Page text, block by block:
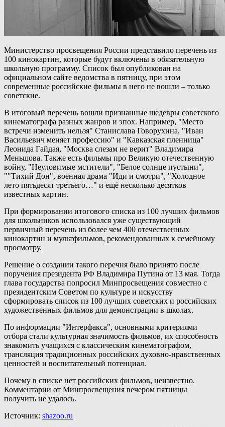
Министерство просвещения России представило перечень из
100 кинокартин, которые будут включены в обязательную
школьную программу. Список был опубликован на
официальном сайте ведомства в пятницу, при этом
современные российские фильмы в него не вошли – только
советские.
В итоговый перечень вошли признанные шедевры советского
кинематографа разных жанров и эпох. Например, "Место
встречи изменить нельзя" Станислава Говорухина, "Иван
Васильевич меняет профессию" и "Кавказская пленница"
Леонида Гайдая, "Москва слезам не верит" Владимира
Меньшова. Также есть фильмы про Великую отечественную
войну, "Неуловимые мстители", "Белое солнце пустыни",
""Тихий Дон", военная драма "Иди и смотри", "Холодное
лето пятьдесят третьего…" и ещё несколько десятков
известных картин.
При формировании итогового списка из 100 лучших фильмов
для школьников использовался уже существующий
первичный перечень из более чем 400 отечественных
кинокартин и мультфильмов, рекомендованных к семейному
просмотру.
Решение о создании такого перечня было принято после
поручения президента РФ Владимира Путина от 13 мая. Тогда
глава государства попросил Минпросвещения совместно с
президентским Советом по культуре и искусству
сформировать список из 100 лучших советских и российских
художественных фильмов для демонстрации в школах.
По информации "Интерфакса", основными критериями
отбора стали культурная значимость фильмов, их способность
знакомить учащихся с классическим кинематографом,
трансляция традиционных российских духовно-нравственных
ценностей и воспитательный потенциал.
Почему в списке нет российских фильмов, неизвестно.
Комментарии от Минпросвещения вечером пятницы
получить не удалось.
Источник: shazoo.ru